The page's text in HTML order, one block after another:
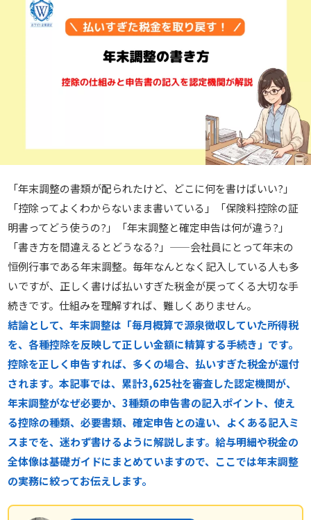
「年末調整の書類が配られたけど、どこに何を書けばいい?」
「控除ってよくわからないまま書いている」「保険料控除の証
明書ってどう使うの?」「年末調整と確定申告は何が違う?」
「書き方を間違えるとどうなる?」——会社員にとって年末の
恒例行事である年末調整。毎年なんとなく記入している人も多
いですが、正しく書けば払いすぎた税金が戻ってくる大切な手
続きです。仕組みを理解すれば、難しくありません。
結論として、年末調整は「毎月概算で源泉徴収していた所得税
を、各種控除を反映して正しい金額に精算する手続き」です。
控除を正しく申告すれば、多くの場合、払いすぎた税金が還付
されます。本記事では、累計3,625社を審査した認定機関が、
年末調整がなぜ必要か、3種類の申告書の記入ポイント、使え
る控除の種類、必要書類、確定申告との違い、よくある記入ミ
スまでを、迷わず書けるように解説します。給与明細や税金の
全体像は基礎ガイドにまとめていますので、ここでは年末調整
の実務に絞ってお伝えします。